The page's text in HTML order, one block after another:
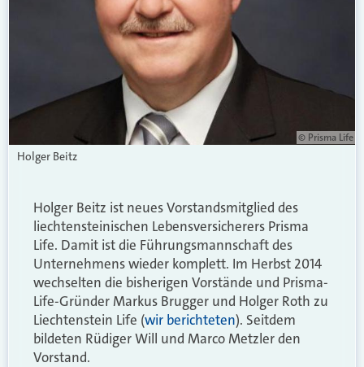
© Prisma Life
Holger Beitz
Holger Beitz ist neues Vorstandsmitglied des
liechtensteinischen Lebensversicherers Prisma
Life. Damit ist die Führungsmannschaft des
Unternehmens wieder komplett. Im Herbst 2014
wechselten die bisherigen Vorstände und Prisma-
Life-Gründer Markus Brugger und Holger Roth zu
Liechtenstein Life (wir berichteten). Seitdem
bildeten Rüdiger Will und Marco Metzler den
Vorstand.